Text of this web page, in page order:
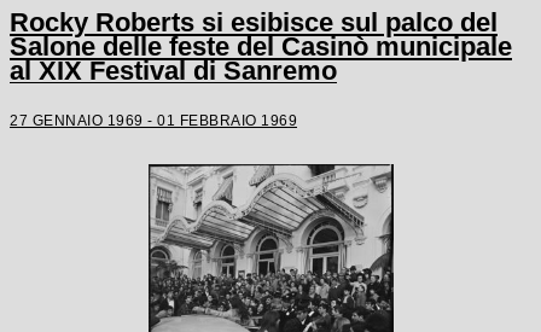
Rocky Roberts si esibisce sul palco del
Salone delle feste del Casinò municipale
al XIX Festival di Sanremo
27 GENNAIO 1969 - 01 FEBBRAIO 1969